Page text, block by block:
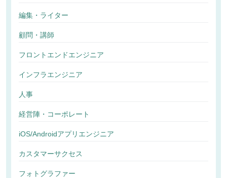
編集・ライター
顧問・講師
フロントエンドエンジニア
インフラエンジニア
人事
経営陣・コーポレート
iOS/Androidアプリエンジニア
カスタマーサクセス
フォトグラファー